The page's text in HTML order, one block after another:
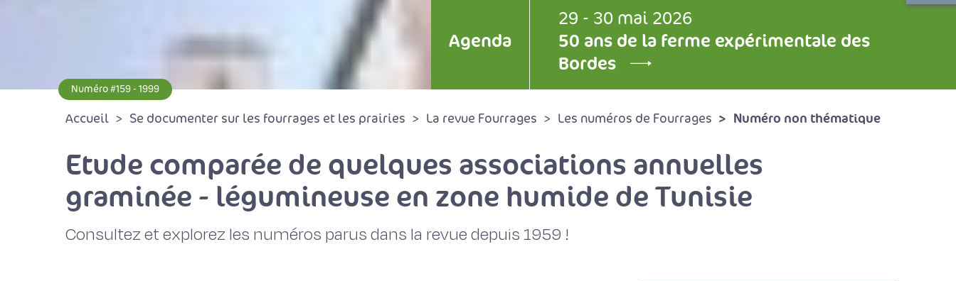
Agenda
29 - 30 mai 2026
50 ans de la ferme expérimentale des
Bordes
Numéro #159 - 1999
Accueil Se documenter sur les fourrages et les prairies La revue Fourrages Les numéros de Fourrages Numéro non thématique
Etude comparée de quelques associations annuelles
graminée - légumineuse en zone humide de Tunisie
Consultez et explorez les numéros parus dans la revue depuis 1959 !